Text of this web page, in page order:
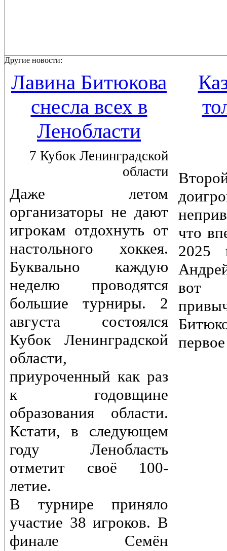
Другие новости:
Лавина Битюкова
снесла всех в
Ленобласти
7 Кубок Ленинградской
области
Даже летом
организаторы не дают
игрокам отдохнуть от
настольного хоккея.
Буквально каждую
неделю проводятся
большие турниры. 2
августа состоялся
Кубок Ленинградской
области,
приуроченный как раз
к годовщине
образования области.
Кстати, в следующем
году Ленобласть
отметит своё 100-
летие.
В турнире приняло
участие 38 игроков. В
финале Семён
что
2025
вот